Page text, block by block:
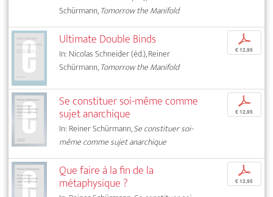
Schürmann,Tomorrow the Manifold
Ultimate Double Binds
In: Nicolas Schneider (éd.), Reiner
Schürmann,Tomorrow the Manifold
p
€ 12,95
Se constituer soi-même comme
sujet anarchique
In: Reiner Schürmann,Se constituer soi-
même comme sujet anarchique
p
€ 12,95
Que faire à la fin de la
métaphysique ?
p
€ 12,95